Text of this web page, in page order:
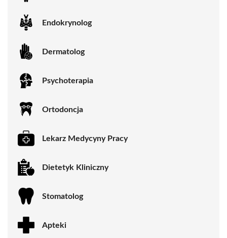
Endokrynolog
Dermatolog
Psychoterapia
Ortodoncja
Lekarz Medycyny Pracy
Dietetyk Kliniczny
Stomatolog
Apteki